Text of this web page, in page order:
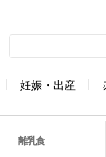
妊娠・出産
離乳食